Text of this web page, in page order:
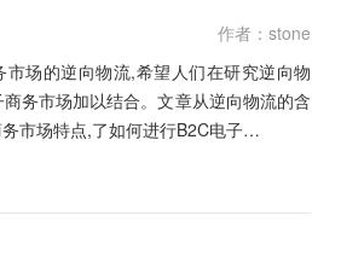
作者：stone
场的逆向物流,希望人们在研究逆向物
务市场加以结合。文章从逆向物流的含
市场特点,了如何进行B2C电子…